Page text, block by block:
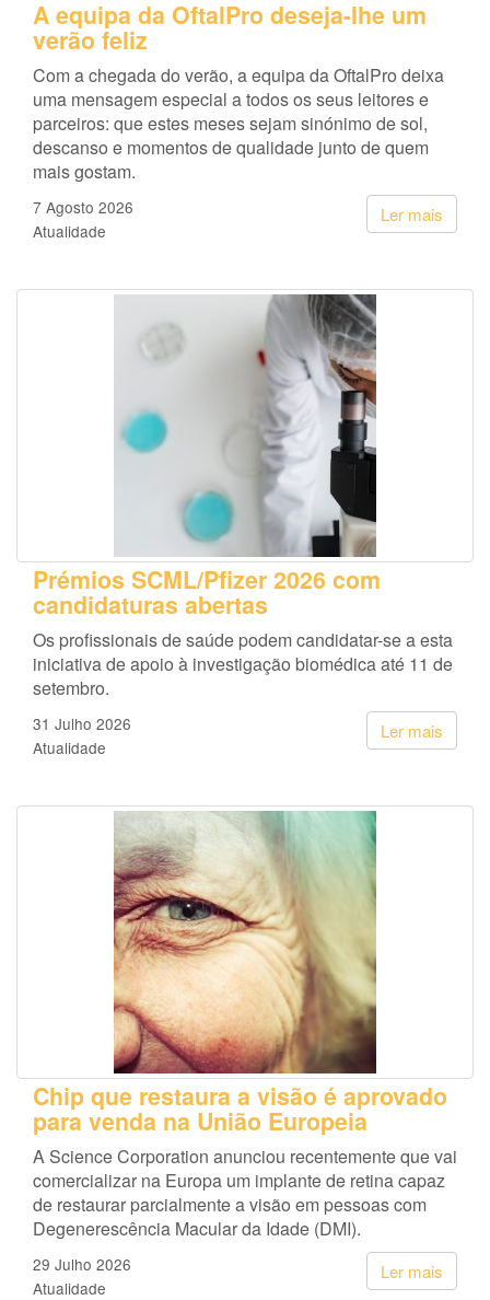
A equipa da OftalPro deseja-lhe um
verão feliz
Com a chegada do verão, a equipa da OftalPro deixa
uma mensagem especial a todos os seus leitores e
parceiros: que estes meses sejam sinónimo de sol,
descanso e momentos de qualidade junto de quem
mais gostam.
Ler mais
7 Agosto 2026
Atualidade
Prémios SCML/Pfizer 2026 com
candidaturas abertas
Os profissionais de saúde podem candidatar-se a esta
iniciativa de apoio à investigação biomédica até 11 de
setembro.
Ler mais
31 Julho 2026
Atualidade
Chip que restaura a visão é aprovado
para venda na União Europeia
A Science Corporation anunciou recentemente que vai
comercializar na Europa um implante de retina capaz
de restaurar parcialmente a visão em pessoas com
Degenerescência Macular da Idade (DMI).
Ler mais
29 Julho 2026
Atualidade